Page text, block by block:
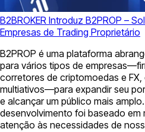
B2BROKER Introduz B2PROP –
Empresas de Trading Proprietário
B2PROP é uma plataforma
para vários tipos de
corretores de criptomoedas e
multiativos—para expandir seu
e alcançar um público mais
desenvolvimento foi baseado em
atenção às necessidades de